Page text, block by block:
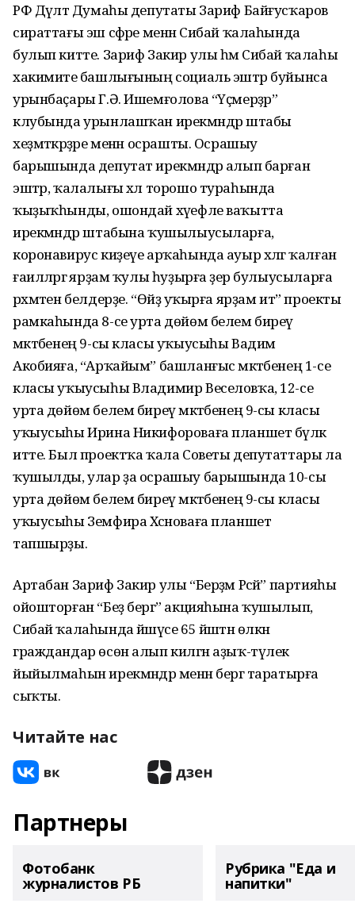
РФ Дәүләт Думаһы депутаты Зариф Байғусҡаров
сираттағы эш сәфәре менән Сибай ҡалаһында
булып китте. Зариф Закир улы һәм Сибай ҡалаһы
хакимиәте башлығының социаль эштәр буйынса
урынбаҫары Г.Ә. Ишемғолова “Үҫмерҙәр”
клубында урынлашҡан ирекмәндәр штабы
хеҙмәткәрҙәре менән осрашты. Осрашыу
барышында депутат ирекмәндәр алып барған
эштәр, ҡалалығы хәл торошо тураһында
ҡыҙыҡһынды, ошондай хәүефле ваҡытта
ирекмәндәр штабына ҡушылыусыларға,
коронавирус киҙеүе арҡаһында ауыр хәлгә ҡалған
ғаиләләргә ярҙам ҡулы һуҙырға әҙер булыусыларға
рәхмәтен белдерҙе. “Өйҙә уҡырға ярҙам ит” проекты
рамкаһында 8-се урта дөйөм белем биреү
мәктәбенең 9-сы класы уҡыусыһы Вадим
Акобияға, “Арҡайым” башланғыс мәктәбенең 1-се
класы уҡыусыһы Владимир Веселовҡа, 12-се
урта дөйөм белем биреү мәктәбенең 9-сы класы
уҡыусыһы Ирина Никифороваға планшет бүләк
итте. Был проектҡа ҡала Советы депутаттары ла
ҡушылды, улар ҙа осрашыу барышында 10-сы
урта дөйөм белем биреү мәктәбенең 9-сы класы
уҡыусыһы Земфира Хәсәноваға планшет
тапшырҙы.
Артабан Зариф Закир улы “Берҙәм Рәсәй” партияһы
ойошторған “Беҙ бергә” акцияһына ҡушылып,
Сибай ҡалаһында йәшәүсе 65 йәштән өлкән
граждандар өсөн алып килгән аҙыҡ-түлек
йыйылмаһын ирекмәндәр менән бергә таратырға
сыҡты.
Читайте нас
Партнеры
Фотобанк
журналистов РБ
Рубрика "Еда и
напитки"